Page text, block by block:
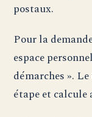
postaux.
Pour la
espace
démarches ».
étape et